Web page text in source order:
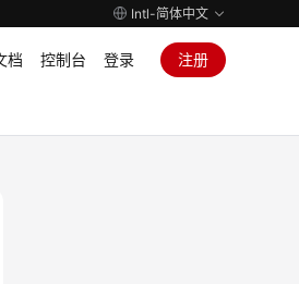
Intl-简体中文
档 控制台 登录 注册